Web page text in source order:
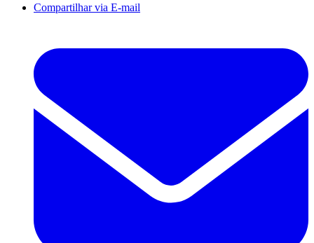
Compartilhar via E-mail